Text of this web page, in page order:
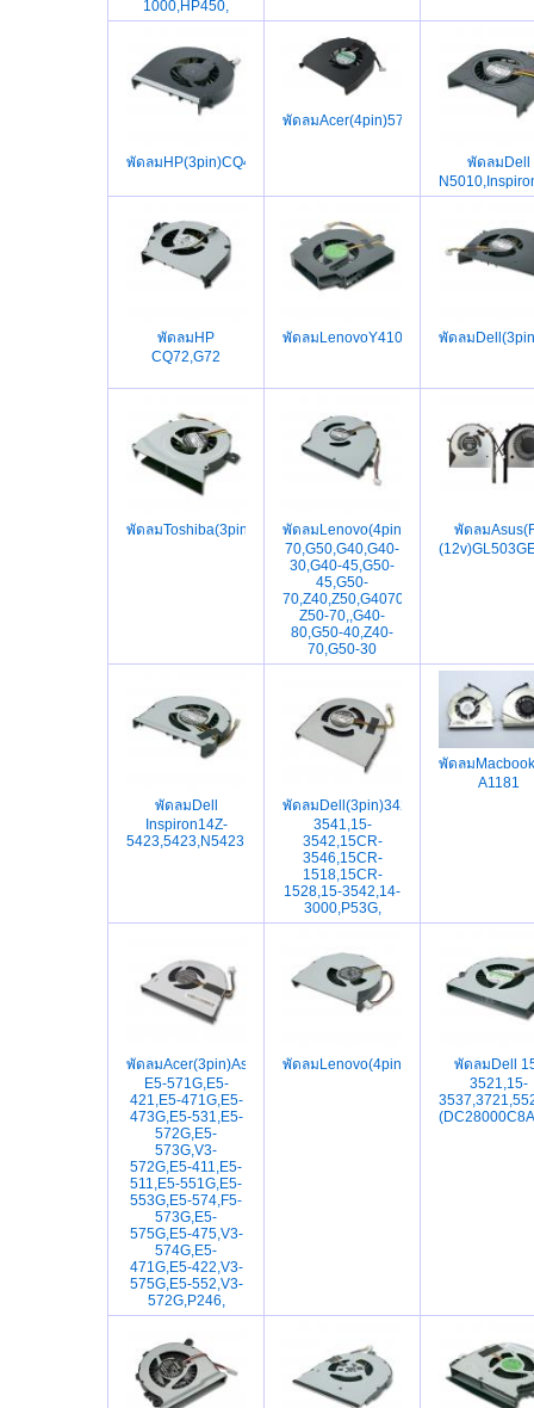
1000,HP450,
พัดลมHP(3pin)CQ43,G57,431,CQ57,G43,HP430
พัดลม
พัดลมDell
พัดลมHP
CQ72,G72
พัดลม พัดลม
พัดลมToshiba(3pin)L745,L700,L740
พัดลมLenovo(4pin)G40-
70,G50,G40,G40-
30,G40-45,G50-
45,G50-
Z50-70,,G40-
80,G50-40,Z40-
70,G50-30
พัดลม
พัดลมDell
Inspiron14Z-
5423,5423,N5423,MPF3D,P35G
พัดลม
3541,15-
3542,15CR-
3546,15CR-
1518,15CR-
1528,15-3542,14-
3000,P53G,
พัดลม
A1181
พัดลมAcer(3pin)Aspire
E5-571G,E5-
421,E5-471G,E5-
473G,E5-531,E5-
572G,E5-
573G,V3-
572G,E5-411,E5-
511,E5-551G,E5-
553G,E5-574,F5-
573G,E5-
575G,E5-475,V3-
574G,E5-
471G,E5-422,V3-
575G,E5-552,V3-
572G,P246,
พัดลม
พัดลมDell
3521,15-